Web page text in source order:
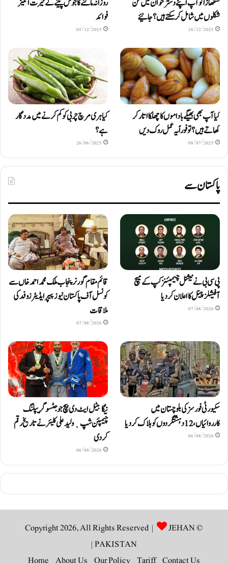
سنگھاڑا کو آپ اپنے دستر خوان میں کن
شکلوں میں شامل کرسکتے ہیں ؟ جانیئے
26/12/2025
روزانہ مالٹے کا جوس پینے کے حیرت انگیز
فوائد
05/12/2025
کیا آپ بھی بھیگے باداموں کا چھلکا اتار کر
کھاتے ہیں؟ تو فوراً یہ عمل روک دیں
08/07/2025
کیا ہری مرچ چربی کو کم کرنے میں مددگار
ہے؟
26/06/2025
پاکستان سے
پی سی بی نے نیشنل چیمپئنز کپ کے میچ
آفیشلز پینل کا اعلان کر دیا
07/08/2026
قائم مقام گورنر پنجاب ملک محمد احمد خاں سے
کونسل آف پاکستان نیوز پیپر ایڈیٹرزوفد کی
ملاقات
07/08/2026
سکیورٹی فورسز کی بلوچستان میں
کارروائیاں، 12 دہشتگردوں کو ہلاک کردیا
06/08/2026
نیگا بیٹل ایٹ دی بیچ جوجٹسو گریپلنگ
چیمپئن شپ ٜ ولید علی کلیئر نے تاریخ رقم
کر دی
06/08/2026
© Copyright 2026, All Rights Reserved |
JEHAN
PAKISTAN
|